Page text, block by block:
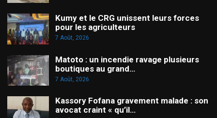
Kumy et le CRG unissent leurs forces
pour les agriculteurs
7 Août, 2026
Matoto : un incendie ravage plusieurs
boutiques au grand…
7 Août, 2026
Kassory Fofana gravement malade : son
avocat craint « qu’il…